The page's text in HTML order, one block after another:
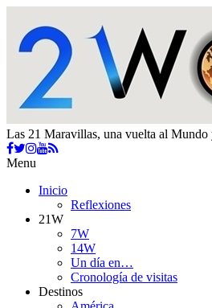
Las 21 Maravillas, una vuelta al Mundo
Menu
Inicio
Reflexiones
21W
7W
14W
Un día en…
Cronología de visitas
Destinos